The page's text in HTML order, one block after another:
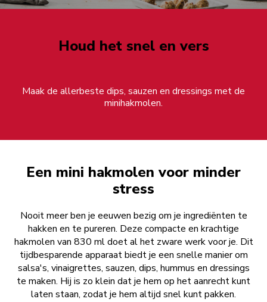
Houd het snel en vers
Maak de allerbeste dips, sauzen en dressings met de
minihakmolen.
Een mini hakmolen voor minder
stress
Nooit meer ben je eeuwen bezig om je ingrediënten te
hakken en te pureren. Deze compacte en krachtige
hakmolen van 830 ml doet al het zware werk voor je. Dit
tijdbesparende apparaat biedt je een snelle manier om
salsa's, vinaigrettes, sauzen, dips, hummus en dressings
te maken. Hij is zo klein dat je hem op het aanrecht kunt
laten staan, zodat je hem altijd snel kunt pakken.